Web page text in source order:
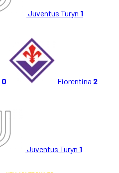
Juventus Turyn 1
0 Fiorentina 2
Juventus Turyn 1